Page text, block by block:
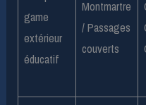
game
extérieur
éducatif
Montmartre
/ Passages
couverts